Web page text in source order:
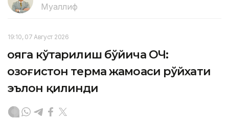
Муаллиф
19:10, 07 Август 2026
Қояга кўтарилиш бўйича ОЧ:
Қозоғистон терма жамоаси рўйхати
эълон қилинди